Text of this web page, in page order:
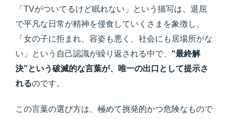
「TVがついてるけど眠れない」という描写は、退屈
で平凡な日常が精神を侵食していくさまを象徴し、
「女の子に拒まれ、容姿も悪く、社会にも居場所がな
い」という自己認識が繰り返される中で、 “最終解
決”という破滅的な言葉が、唯一の出口として提示さ
れるのです。
この言葉の選び方は、極めて挑発的かつ危険なもので